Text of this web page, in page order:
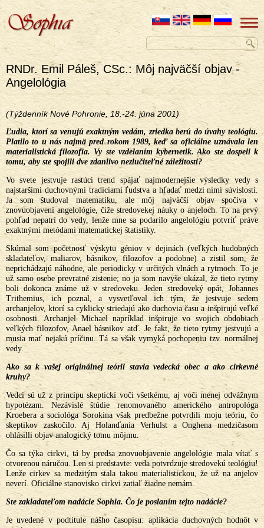
RNDr. Emil Páleš, CSc.: Môj najväčší objav -
Angelológia
(Týždenník Nové Pohronie, 18.-24. júna 2001)
Ľudia, ktorí sa venujú exaktným vedám, zriedka berú do úvahy teológiu.
Platilo to u nás najmä pred rokom 1989, keď sa oficiálne uznávala len
materialistická filozofia. Vy ste vzdelaním kybernetik. Ako ste dospeli k
tomu, aby ste spojili dve zdanlivo nezlučiteľné záležitosti?
Vo svete jestvuje rastúci trend spájať najmodernejšie výsledky vedy s
najstaršími duchovnými tradíciami ľudstva a hľadať medzi nimi súvislosti.
Ja som študoval matematiku, ale môj najväčší objav spočíva v
znovuobjavení angelológie, čiže stredovekej náuky o anjeloch. To na prvý
pohľad nepatrí do vedy, lenže mne sa podarilo angelológiu potvriť práve
exaktnými metódami matematickej štatistiky.
Skúmal som početnosť výskytu géniov v dejinách (veľkých hudobných
skladateľov, maliarov, básnikov, filozofov a podobne) a zistil som, že
neprichádzajú náhodne, ale periodicky v určitých vlnách a rytmoch. To je
už samo osebe prevratné zistenie; no ja som navyše ukázal, že tieto rytmy
boli dokonca známe už v stredoveku. Jeden stredoveký opát, Johannes
Trithemius, ich poznal, a vysvetľoval ich tým, že jestvuje sedem
archanjelov, ktorí sa cyklicky striedajú ako duchovia času a inšpirujú veľké
osobnosti. Archanjel Michael napríklad inšpiruje vo svojich obdobiach
veľkých filozofov, Anael básnikov atď. Je fakt, že tieto rytmy jestvujú a
musia mať nejakú príčinu. Tá sa však vymyká pochopeniu tzv. normálnej
vedy.
Ako sa k vašej originálnej teórii stavia vedecká obec a ako cirkevné
kruhy?
Vedci sú už z princípu skeptickí voči všetkému, aj voči menej odvážnym
hypotézam. Nezávislé štúdie renomovaného amerického antropológa
Kroebera a sociológa Sorokina však predbežne potvrdili moju teóriu, čo
skeptikov zaskočilo. Aj Holanďania Verhulst a Onghena medzičasom
ohlásilli objav analogický tomu môjmu.
Čo sa týka cirkvi, tá by predsa znovuobjavenie angelológie mala vítať s
otvorenou náručou. Len si predstavte: veda potvrdzuje stredovekú teológiu!
Lenže cirkev sa medzitým stala takou materialistickou, že už na anjelov
neverí. Oficiálne stanovisko cirkvi zatiaľ žiadne nemám.
Ste zakladateľom nadácie Sophia. Čo je poslaním tejto nadácie?
Je uvedené v podtitule nášho časopisu: aplikácia duchovných hodnôt v